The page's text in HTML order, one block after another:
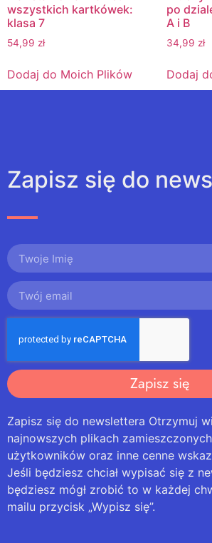
wszystkich kartkówek:
klasa 7
54,99 zł
Dodaj do Moich Plików
po
A i B
34,99 zł
Dodaj
Zapisz się do
Zapisz się
Zapisz się do newslettera Otrzymuj
najnowszych plikach
użytkowników oraz inne cenne
Jeśli będziesz chciał wypisać się z
będziesz mógł zrobić to w każdej
mailu przycisk „Wypisz się”.